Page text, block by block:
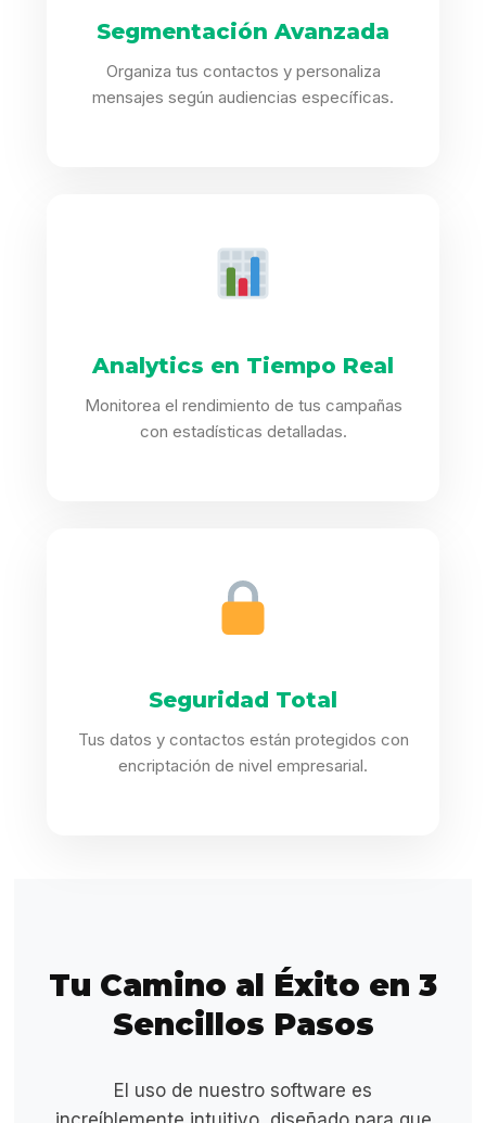
Segmentación Avanzada
Organiza tus contactos y personaliza
mensajes según audiencias específicas.
Analytics en Tiempo Real
Monitorea el rendimiento de tus campañas
con estadísticas detalladas.
Seguridad Total
Tus datos y contactos están protegidos con
encriptación de nivel empresarial.
Tu Camino al Éxito en 3
Sencillos Pasos
El uso de nuestro software es